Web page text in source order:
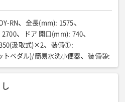
RN 全長(mm): 1575
2700 ドア 開口(mm): 740
350(汲取式)×2 装備①:
トペダル)/簡易水洗小便器
装備②:
ルメットラック
内部電気設備①:
スイッチ